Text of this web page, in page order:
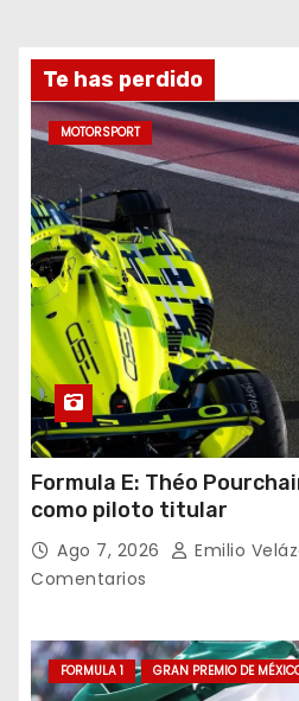
Te has perdido
MOTORSPORT
Formula E: Théo
como piloto titular
Ago 7, 2026 Emilio
Comentarios
FORMULA 1 GRAN PREMIO DE